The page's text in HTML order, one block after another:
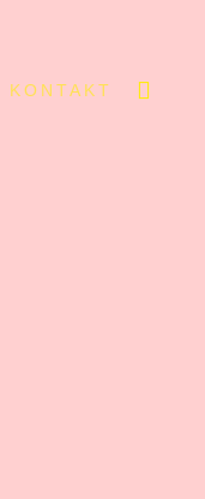
KONTAKT